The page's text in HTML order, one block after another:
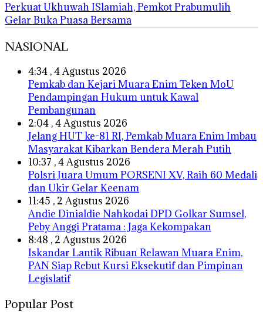
Perkuat Ukhuwah ISlamiah, Pemkot Prabumulih
Gelar Buka Puasa Bersama
NASIONAL
4:34 , 4 Agustus 2026
Pemkab dan Kejari Muara Enim Teken MoU
Pendampingan Hukum untuk Kawal
Pembangunan
2:04 , 4 Agustus 2026
Jelang HUT ke-81 RI, Pemkab Muara Enim Imbau
Masyarakat Kibarkan Bendera Merah Putih
10:37 , 4 Agustus 2026
Polsri Juara Umum PORSENI XV, Raih 60 Medali
dan Ukir Gelar Keenam
11:45 , 2 Agustus 2026
Andie Dinialdie Nahkodai DPD Golkar Sumsel,
Peby Anggi Pratama : Jaga Kekompakan
8:48 , 2 Agustus 2026
Iskandar Lantik Ribuan Relawan Muara Enim,
PAN Siap Rebut Kursi Eksekutif dan Pimpinan
Legislatif
Popular Post